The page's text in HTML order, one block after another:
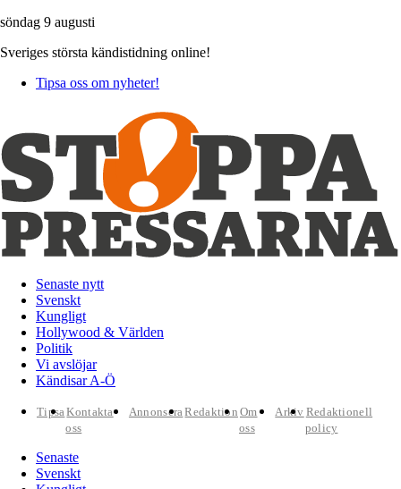
söndag 9 augusti
Sveriges största kändistidning online!
Tipsa oss om nyheter!
Senaste nytt
Svenskt
Kungligt
Hollywood & Världen
Politik
Vi avslöjar
Kändisar A-Ö
TipsaKontakta
oss
AnnonseraRedaktion Om
oss
Arkiv Redaktionell
policy
Senaste
Svenskt